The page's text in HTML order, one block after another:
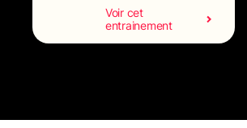
Voir cet
entrainement